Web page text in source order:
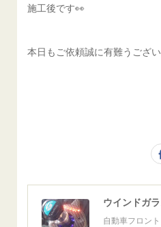
施工後です👀
本日もご依頼誠に有難うござ
自動車フロン